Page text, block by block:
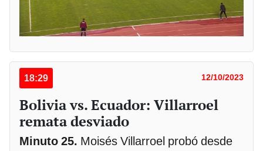
18:29 12/10/2023
Bolivia vs. Ecuador: Villarroel
remata desviado
Minuto 25. Moisés Villarroel probó desde